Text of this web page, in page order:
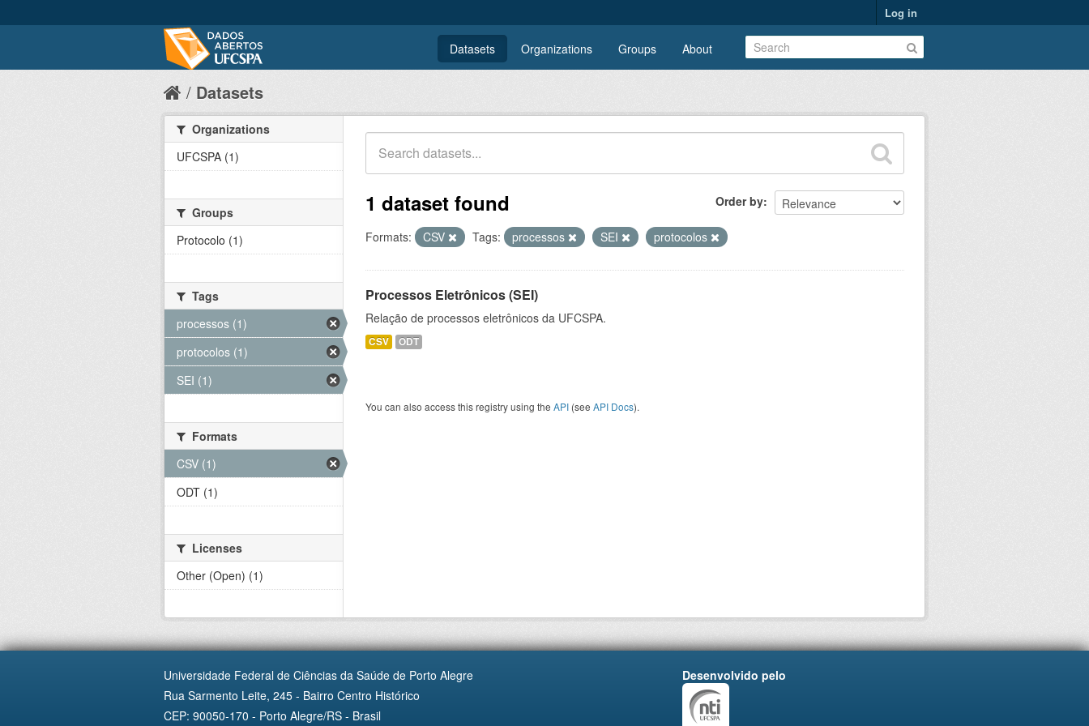
Log in
Datasets Organizations Groups About
Datasets
Order by
1 dataset found
Formats: CSV Tags: processos SEI protocolos
Processos Eletrônicos (SEI)
Relação de processos eletrônicos da UFCSPA.
CSV ODT
You can also access this registry using the API (see API Docs).
Organizations
UFCSPA (1)
Groups
Protocolo (1)
Tags
processos (1)
protocolos (1)
SEI (1)
Formats
CSV (1)
ODT (1)
Licenses
Other (Open) (1)
Universidade Federal de Ciências da Saúde de Porto Alegre
Rua Sarmento Leite, 245 - Bairro Centro Histórico
CEP: 90050-170 - Porto Alegre/RS - Brasil
Desenvolvido pelo